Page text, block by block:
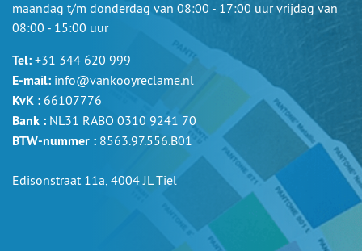
maandag t/m donderdag van 08:00 - 17:00 uur vrijdag van
08:00 - 15:00 uur
Tel: +31 344 620 999
E-mail: info@vankooyreclame.nl
KvK : 66107776
Bank : NL31 RABO 0310 9241 70
BTW-nummer : 8563.97.556.B01
Edisonstraat 11a, 4004 JL Tiel